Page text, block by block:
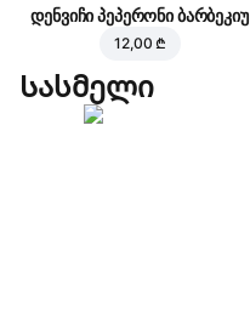
დენვიჩი პეპერონი ბარბეკიუ
12,00 ₾
Სასმელი